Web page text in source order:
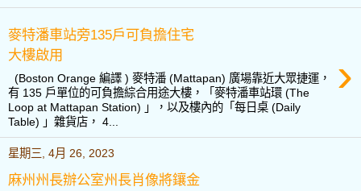
麥特潘車站旁135戶可負擔住宅
大樓啟用
›
(Boston Orange 編譯 ) 麥特潘 (Mattapan) 廣場靠近大眾捷運，
有 135 戶單位的可負擔綜合用途大樓，「麥特潘車站環 (The
Loop at Mattapan Station) 」，以及樓內的「每日桌 (Daily
Table) 」雜貨店， 4...
星期三, 4月 26, 2023
麻州州長辦公室州長肖像將鑲金